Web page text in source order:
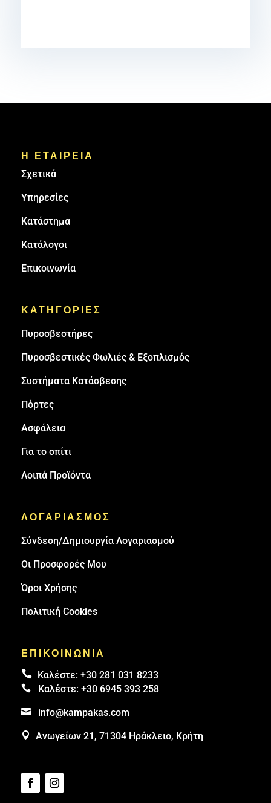
Η ΕΤΑΙΡΕΙΑ
Σχετικά
Υπηρεσίες
Κατάστημα
Κατάλογοι
Επικοινωνία
ΚΑΤΗΓΟΡΙΕΣ
Πυρoσβεστήρες
Πυροσβεστικές Φωλιές & Εξοπλισμός
Συστήματα Κατάσβεσης
Πόρτες
Ασφάλεια
Για το σπίτι
Λοιπά Προϊόντα
ΛΟΓΑΡΙΑΣΜΟΣ
Σύνδεση/Δημιουργία Λογαριασμού
Οι Προσφορές Μου
Όροι Χρήσης
Πολιτική Cookies
ΕΠΙΚΟΙΝΩΝΙΑ
 Καλέστε: +30 281 031 8233
 Καλέστε: +30 6945 393 258
 info@kampakas.com
 Ανωγείων 21, 71304 Ηράκλειο, Κρήτη